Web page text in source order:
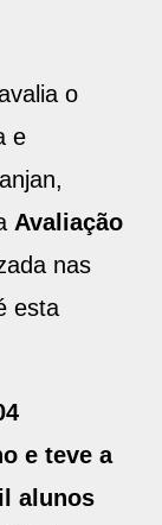
o
e
Avaliação
nas
esta
e teve a
alunos